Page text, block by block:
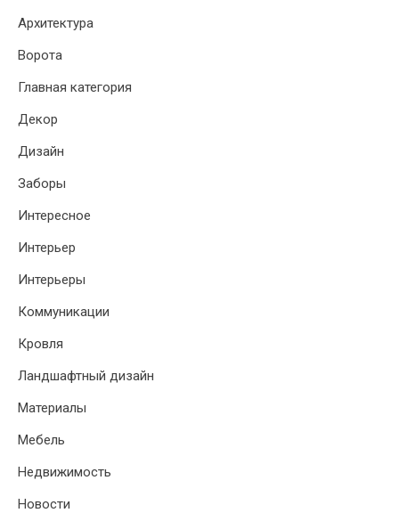
Архитектура
Ворота
Главная категория
Декор
Дизайн
Заборы
Интересное
Интерьер
Интерьеры
Коммуникации
Кровля
Ландшафтный дизайн
Материалы
Мебель
Недвижимость
Новости